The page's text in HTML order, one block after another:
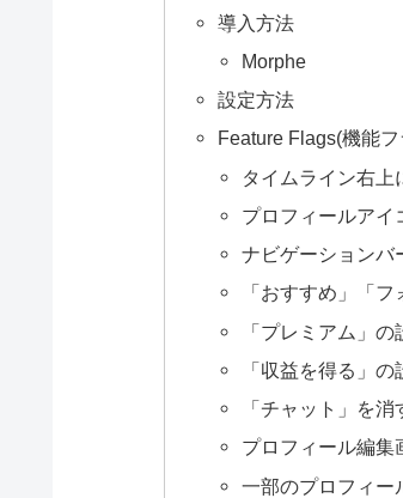
導入方法
Morphe
設定方法
Feature Flags(機能
タイムライン右上
プロフィールアイ
ナビゲーションバ
「おすすめ」「
「プレミアム」
「収益を得る」
「チャット」を消
プロフィール編集
一部のプロフィー